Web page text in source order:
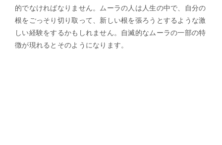
的でなければなりません。ムーラの人は人生の中で、自分の
根をごっそり切り取って、新しい根を張ろうとするような激
しい経験をするかもしれません。自滅的なムーラの一部の特
徴が現れるとそのようになります。